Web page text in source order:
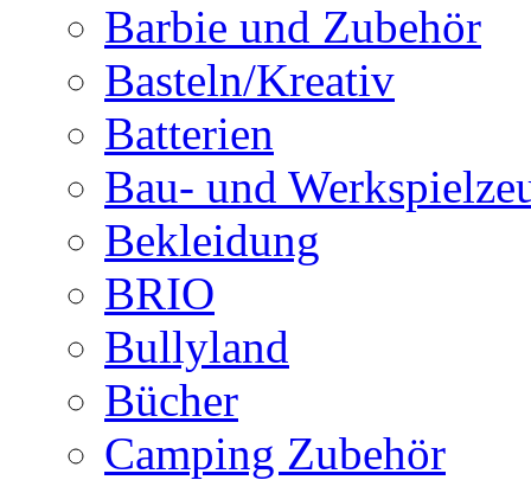
Barbie und Zubehör
Basteln/Kreativ
Batterien
Bau- und
Bekleidung
BRIO
Bullyland
Bücher
Camping Zubehör